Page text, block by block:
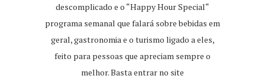
descomplicado e o “Happy Hour Special“
programa semanal que falará sobre bebidas em
geral, gastronomia e o turismo ligado a eles,
feito para pessoas que apreciam sempre o
melhor. Basta entrar no site